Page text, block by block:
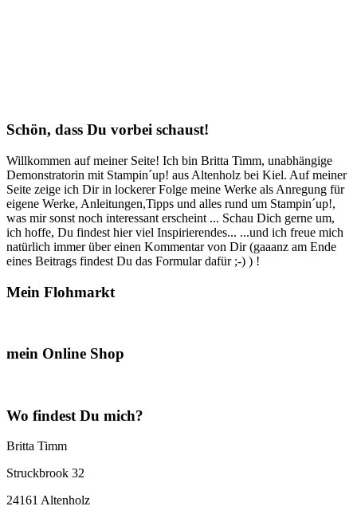
Schön, dass Du vorbei schaust!
Willkommen auf meiner Seite! Ich bin Britta Timm, unabhängige
Demonstratorin mit Stampin´up! aus Altenholz bei Kiel. Auf meiner
Seite zeige ich Dir in lockerer Folge meine Werke als Anregung für
eigene Werke, Anleitungen,Tipps und alles rund um Stampin´up!,
was mir sonst noch interessant erscheint ... Schau Dich gerne um,
ich hoffe, Du findest hier viel Inspirierendes... ...und ich freue mich
natürlich immer über einen Kommentar von Dir (gaaanz am Ende
eines Beitrags findest Du das Formular dafür ;-) ) !
Mein Flohmarkt
mein Online Shop
Wo findest Du mich?
Britta Timm
Struckbrook 32
24161 Altenholz